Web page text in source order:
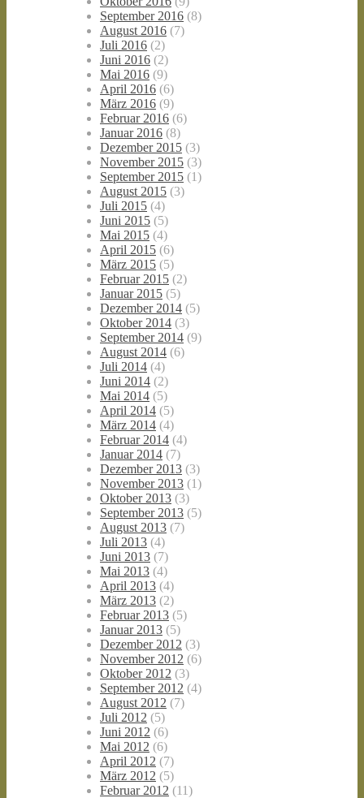
September 2016 (8)
August 2016 (7)
Juli 2016 (2)
Juni 2016 (2)
Mai 2016 (9)
April 2016 (6)
März 2016 (9)
Februar 2016 (6)
Januar 2016 (8)
Dezember 2015 (3)
November 2015 (3)
September 2015 (1)
August 2015 (3)
Juli 2015 (4)
Juni 2015 (5)
Mai 2015 (4)
April 2015 (6)
März 2015 (5)
Februar 2015 (2)
Januar 2015 (5)
Dezember 2014 (5)
Oktober 2014 (3)
September 2014 (9)
August 2014 (6)
Juli 2014 (4)
Juni 2014 (2)
Mai 2014 (5)
April 2014 (5)
März 2014 (4)
Februar 2014 (4)
Januar 2014 (7)
Dezember 2013 (3)
November 2013 (1)
Oktober 2013 (3)
September 2013 (5)
August 2013 (7)
Juli 2013 (4)
Juni 2013 (7)
Mai 2013 (4)
April 2013 (4)
März 2013 (2)
Februar 2013 (5)
Januar 2013 (5)
Dezember 2012 (3)
November 2012 (6)
Oktober 2012 (3)
September 2012 (4)
August 2012 (7)
Juli 2012 (5)
Juni 2012 (6)
Mai 2012 (6)
April 2012 (7)
März 2012 (5)
Februar 2012 (11)